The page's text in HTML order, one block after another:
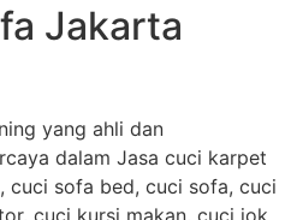
Jakarta
yang ahli dan
dalam Jasa cuci karpet
cuci sofa bed, cuci sofa, cuci
cuci kursi makan, cuci jok